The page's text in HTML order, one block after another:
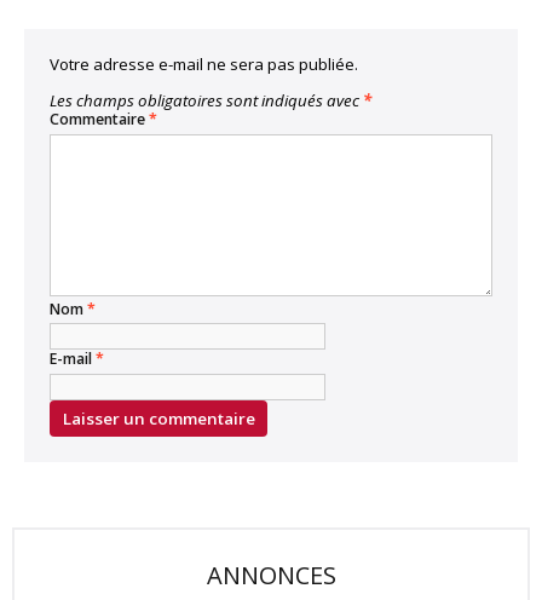
Votre adresse e-mail ne sera pas publiée.
Les champs obligatoires sont indiqués avec *
Commentaire*
Nom*
E-mail*
ANNONCES